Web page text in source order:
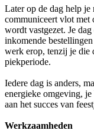
Later op de dag help je
communiceert vlot met
wordt vastgezet. Je
inkomende
werk erop, tenzij je die
piekperiode.
Iedere dag is anders,
energieke omgeving,
aan het succes van
Werkzaamheden